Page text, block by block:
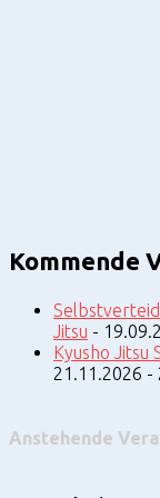
Ju-
Jutsu
Kommende
Jitsu -
Kyusho Jitsu
21.11.2026 -
Anstehende